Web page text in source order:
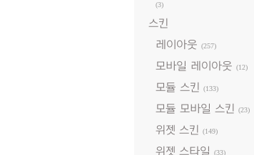
(3)
스킨
레이아웃 (257)
모바일 레이아웃 (12)
모듈 스킨 (133)
모듈 모바일 스킨 (23)
위젯 스킨 (149)
위젯 스타일 (33)